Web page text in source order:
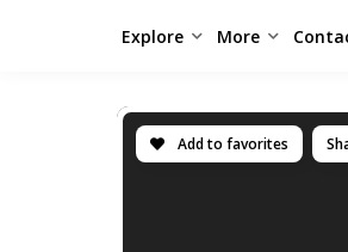
Explore More
Add to favorites